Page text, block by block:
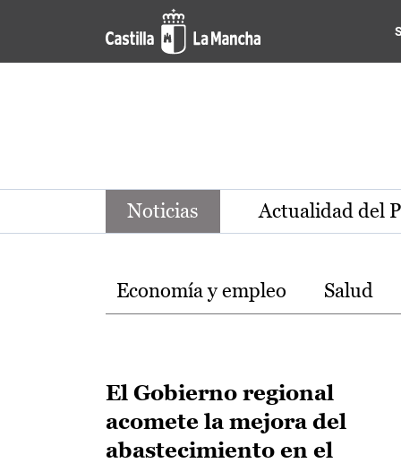
Pasar al contenido principal
Noticias de la región de
Noticias Actualidad del
Temas
Economía y empleo Salud
El Gobierno regional
acomete la mejora del
abastecimiento en el